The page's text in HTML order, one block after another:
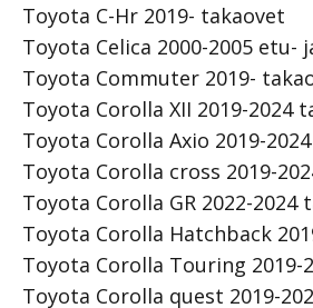
Toyota C-Hr 2019- takaovet
Toyota Celica 2000-2005 etu-
Toyota Commuter 2019-
Toyota Corolla XII 2019-2024
Toyota Corolla Axio 2019-
Toyota Corolla cross 2019-
Toyota Corolla GR 2022-2024
Toyota Corolla Hatchback
Toyota Corolla Touring 2019-
Toyota Corolla quest 2019-